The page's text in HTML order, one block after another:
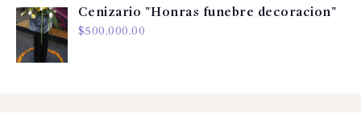
Cenizario "Honras funebre decoracion"
$500,000.00